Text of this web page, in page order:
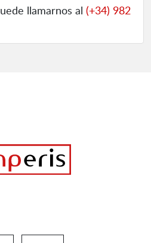
llamarnos al (+34) 982